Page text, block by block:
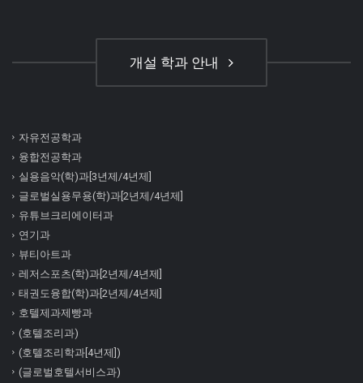
개설 학과 안내
자유전공학과
융합전공학과
실용음악(학)과[3년제/4년제]
글로벌실용무용(학)과[2년제/4년제]
유튜브크리에이터과
연기과
뷰티아트과
레저스포츠(학)과[2년제/4년제]
태권도융합(학)과[2년제/4년제]
호텔제과제빵과
(호텔조리과)
(호텔조리학과[4년제])
(글로벌호텔서비스과)